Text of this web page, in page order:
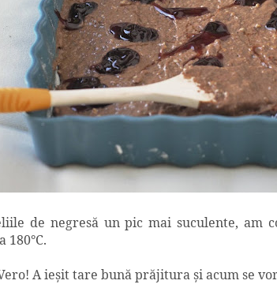
de negresă un pic mai suculente, am
180°C.
A ieşit tare bună prăjitura şi acum se